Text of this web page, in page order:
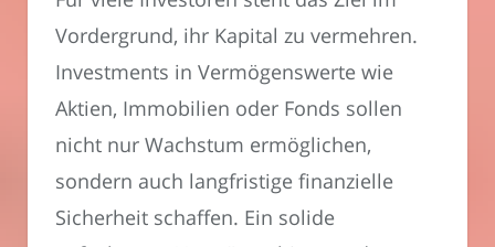
Vordergrund, ihr Kapital zu vermehren.
Investments in Vermögenswerte wie
Aktien, Immobilien oder Fonds sollen
nicht nur Wachstum ermöglichen,
sondern auch langfristige finanzielle
Sicherheit schaffen. Ein solide